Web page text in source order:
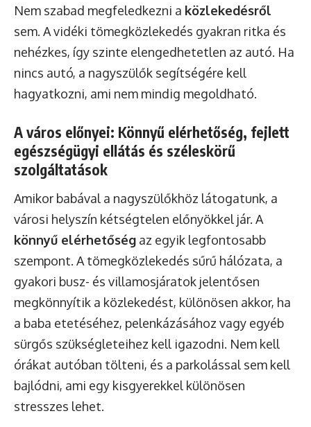
Nem szabad megfeledkezni a közlekedésről
sem. A vidéki tömegközlekedés gyakran ritka és
nehézkes, így szinte elengedhetetlen az autó. Ha
nincs autó, a nagyszülők segítségére kell
hagyatkozni, ami nem mindig megoldható.
A város előnyei: Könnyű elérhetőség, fejlett
egészségügyi ellátás és széleskörű
szolgáltatások
Amikor babával a nagyszülőkhöz látogatunk, a
városi helyszín kétségtelen előnyökkel jár. A
könnyű elérhetőség az egyik legfontosabb
szempont. A tömegközlekedés sűrű hálózata, a
gyakori busz- és villamosjáratok jelentősen
megkönnyítik a közlekedést, különösen akkor, ha
a baba etetéséhez, pelenkázásához vagy egyéb
sürgős szükségleteihez kell igazodni. Nem kell
órákat autóban tölteni, és a parkolással sem kell
bajlódni, ami egy kisgyerekkel különösen
stresszes lehet.